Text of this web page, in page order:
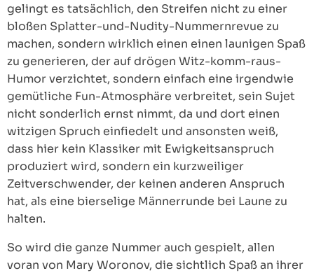
gelingt es tatsächlich, den Streifen nicht zu einer
bloßen Splatter-und-Nudity-Nummernrevue zu
machen, sondern wirklich einen einen launigen Spaß
zu generieren, der auf drögen Witz-komm-raus-
Humor verzichtet, sondern einfach eine irgendwie
gemütliche Fun-Atmosphäre verbreitet, sein Sujet
nicht sonderlich ernst nimmt, da und dort einen
witzigen Spruch einfiedelt und ansonsten weiß,
dass hier kein Klassiker mit Ewigkeitsanspruch
produziert wird, sondern ein kurzweiliger
Zeitverschwender, der keinen anderen Anspruch
hat, als eine bierselige Männerrunde bei Laune zu
halten.
So wird die ganze Nummer auch gespielt, allen
voran von Mary Woronov, die sichtlich Spaß an ihrer